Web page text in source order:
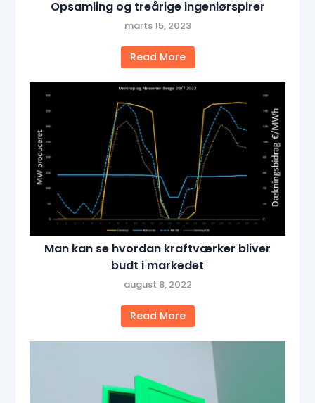
Opsamling og treårige ingeniørspirer
marts 15, 2023
Read More
Man kan se hvordan kraftværker bliver
budt i markedet
august 8, 2022
Read More